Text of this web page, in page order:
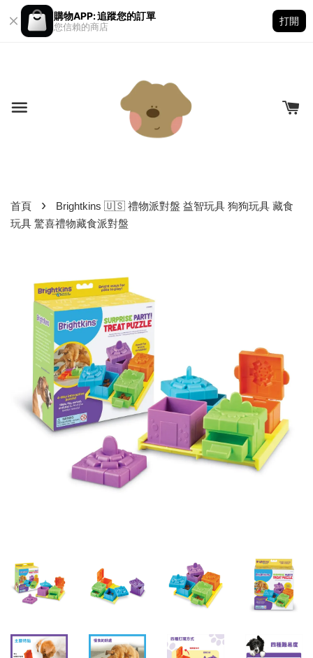
購物APP: 追蹤您的訂單
您信賴的商店
打開
首頁 ›
Brightkins 🇺🇸 禮物派對盤 益智玩具 狗狗玩具 藏食
玩具 驚喜禮物藏食派對盤